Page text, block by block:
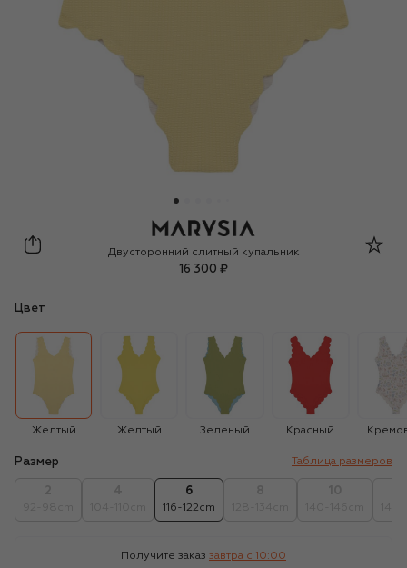
Marysia Bumby
Двусторонний слитный купальник
16 300 ₽
Цвет
Желтый Желтый Зеленый Красный
Размер Таблица размеров
6
116-122cm
Получите заказ завтра c 10:00